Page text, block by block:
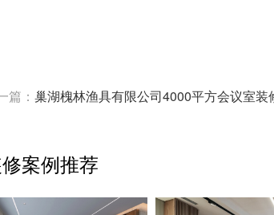
篇：巢湖槐林渔具有限公司4000平方会议室装
案例推荐